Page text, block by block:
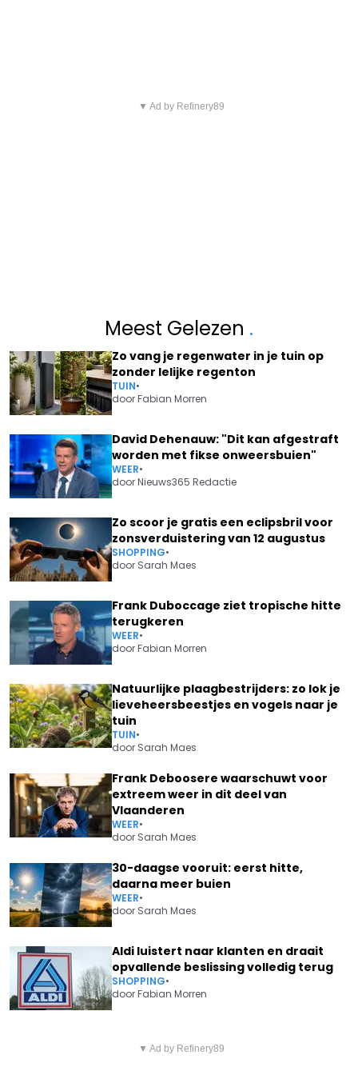
▼ Ad by Refinery89
Meest Gelezen .
Zo vang je regenwater in je tuin op
zonder lelijke regenton
TUIN•
doorFabian Morren
David Dehenauw: "Dit kan afgestraft
worden met fikse onweersbuien"
WEER•
doorNieuws365 Redactie
Zo scoor je gratis een eclipsbril voor
zonsverduistering van 12 augustus
SHOPPING•
door Sarah Maes
Frank Duboccage ziet tropische hitte
terugkeren
WEER•
doorFabian Morren
Natuurlijke plaagbestrijders: zo lok je
lieveheersbeestjes en vogels naar je
tuin
TUIN•
door Sarah Maes
Frank Deboosere waarschuwt voor
extreem weer in dit deel van
Vlaanderen
WEER•
door Sarah Maes
30-daagse vooruit: eerst hitte,
daarna meer buien
WEER•
door Sarah Maes
Aldi luistert naar klanten en draait
opvallende beslissing volledig terug
SHOPPING•
doorFabian Morren
OLIVER NAESEN WINDT ER GEEN
▼ Ad by Refinery89